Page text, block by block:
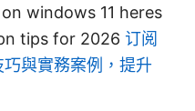
windows 11 heres
tips for 2026 订阅
與實務案例，提升